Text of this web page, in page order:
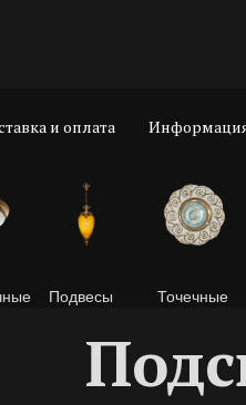
и оплата
Подвесы Точечные